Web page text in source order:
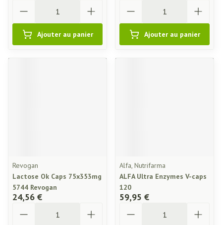
Ajouter au panier Ajouter au panier
Revogan
Lactose Ok Caps 75x353mg
5744 Revogan
24,56 €
Alfa, Nutrifarma
ALFA Ultra Enzymes V-caps
120
59,95 €